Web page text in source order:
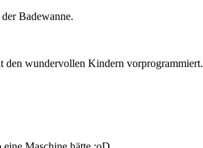
Badewanne.
den wundervollen Kindern vorprogrammiert.